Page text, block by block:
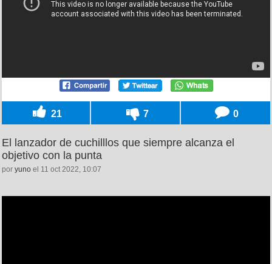
21 7 0
El lanzador de cuchilllos que siempre alcanza el
objetivo con la punta
por yuno el 11 oct 2022, 10:07